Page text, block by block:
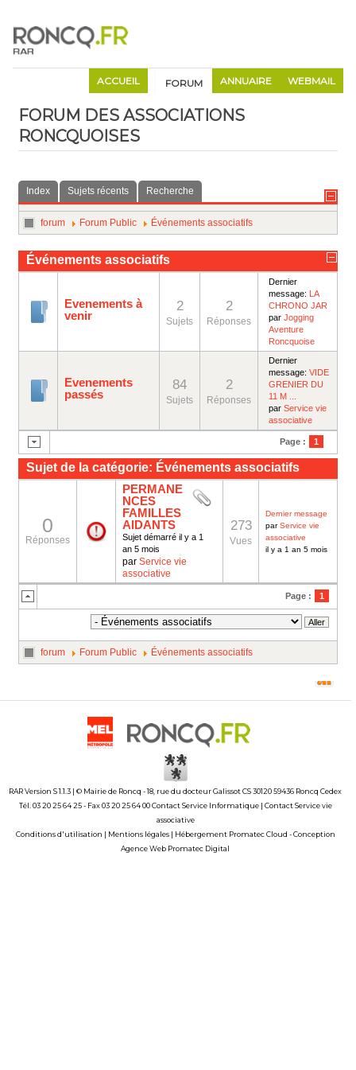
WEBMAIL
ANNUAIRE
FORUM
ACCUEIL
FORUM DES ASSOCIATIONS
RONCQUOISES
Index Sujets récents Recherche
forum Forum Public Événements associatifs
Événements associatifs
Evenements à
venir
2
Sujets
2
Réponses
Dernier
message: LA
CHRONO JAR
par Jogging
Aventure
Roncquoise
Evenements
passés
84
Sujets
2
Réponses
Dernier
message: VIDE
GRENIER DU
11 M ...
par Service vie
associative
Page : 1
Sujet de la catégorie: Événements associatifs
0
Réponses
PERMANE
NCES
FAMILLES
AIDANTS
Sujet démarré il y a 1
an 5 mois
par Service vie
associative
273
Vues
Dernier message
parService vie
associative
il y a 1 an 5 mois
Page : 1
forum Forum Public Événements associatifs
RAR Version S 1.1.3 | © Mairie de Roncq - 18, rue du docteur Galissot CS 30120 59436 Roncq Cedex
Tél. 03 20 25 64 25 - Fax 03 20 25 64 00Contact Service Informatique| Contact Service vie
associative
Conditions d'utilisation | Mentions légales | Hébergement Promatec Cloud -Conception
Agence Web Promatec Digital